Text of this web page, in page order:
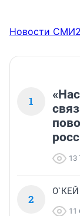
Новости СМИ2
1
13
2
О`КЕЙ
11